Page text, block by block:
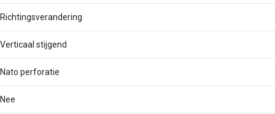
Richtingsverandering
Verticaal stijgend
Nato perforatie
Nee